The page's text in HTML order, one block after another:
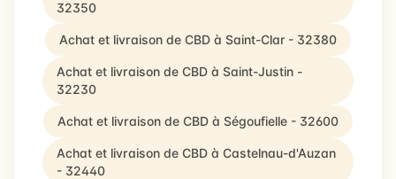
32350
Achat et livraison de CBD à Saint-Clar - 32380
Achat et livraison de CBD à Saint-Justin -
32230
Achat et livraison de CBD à Ségoufielle - 32600
Achat et livraison de CBD à Castelnau-d'Auzan
- 32440